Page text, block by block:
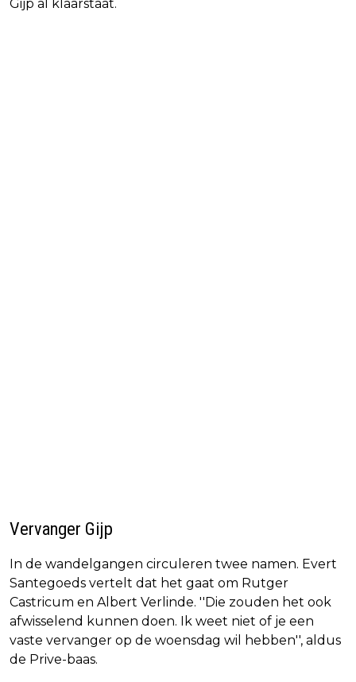
Gijp al klaarstaat.
Vervanger Gijp
In de wandelgangen circuleren twee namen. Evert
Santegoeds vertelt dat het gaat om Rutger
Castricum en Albert Verlinde. ''Die zouden het ook
afwisselend kunnen doen. Ik weet niet of je een
vaste vervanger op de woensdag wil hebben'', aldus
de Prive-baas.